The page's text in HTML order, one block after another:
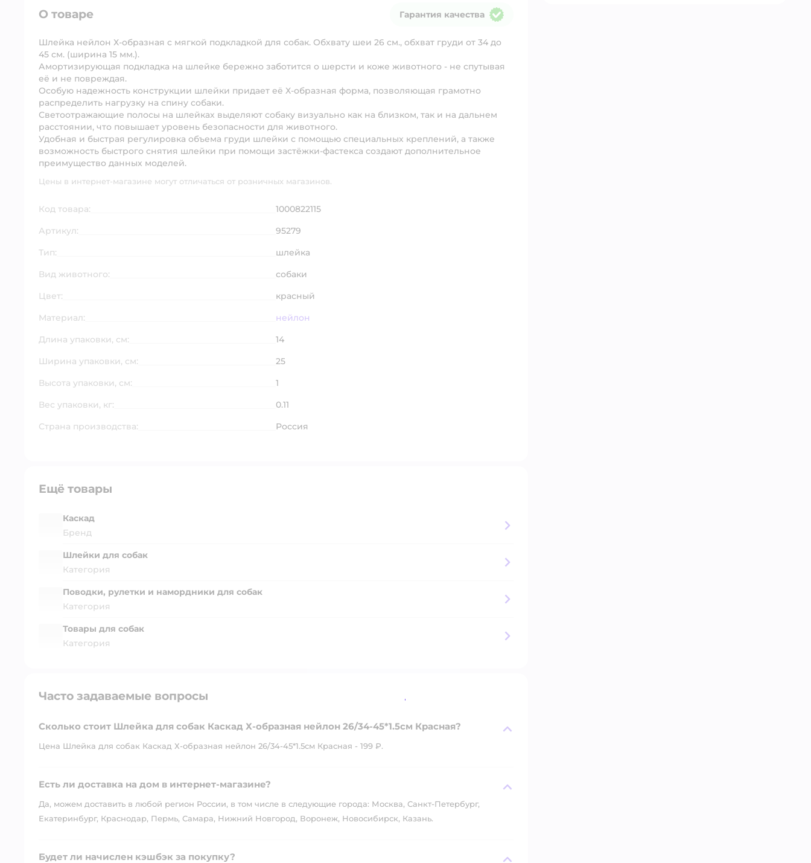
О товаре Гарантия качества
Шлейка нейлон Х-образная с мягкой подкладкой для собак. Обхвату шеи 26 см., обхват груди от 34 до
45 см. (ширина 15 мм.).
Амортизирующая подкладка на шлейке бережно заботится о шерсти и коже животного - не спутывая
её и не повреждая.
Особую надежность конструкции шлейки придает её Х-образная форма, позволяющая грамотно
распределить нагрузку на спину собаки.
Светоотражающие полосы на шлейках выделяют собаку визуально как на близком, так и на дальнем
расстоянии, что повышает уровень безопасности для животного.
Удобная и быстрая регулировка объема груди шлейки с помощью специальных креплений, а также
возможность быстрого снятия шлейки при помощи застёжки-фастекса создают дополнительное
преимущество данных моделей.
Цены в интернет-магазине могут отличаться от розничных магазинов.
Код товара:
1000822115
Артикул:
95279
Тип:
шлейка
Вид животного:
собаки
Цвет:
красный
Материал:
нейлон
Длина упаковки, см:
14
Ширина упаковки, см:
25
Высота упаковки, см:
1
Вес упаковки, кг:
0.11
Страна производства:
Россия
Ещё товары
Каскад
Бренд
Шлейки для собак
Категория
Поводки, рулетки и намордники для собак
Категория
Товары для собак
Категория
Часто задаваемые вопросы
Сколько стоит Шлейка для собак Каскад Х-образная нейлон 26/34-45*1.5см Красная?
Цена Шлейка для собак Каскад Х-образная нейлон 26/34-45*1.5см Красная - 199 ₽.
Есть ли доставка на дом в интернет-магазине?
Да, можем доставить в любой регион России, в том числе в следующие города: Москва, Санкт-Петербург,
Екатеринбург, Краснодар, Пермь, Самара, Нижний Новгород, Воронеж, Новосибирск, Казань.
Будет ли начислен кэшбэк за покупку?